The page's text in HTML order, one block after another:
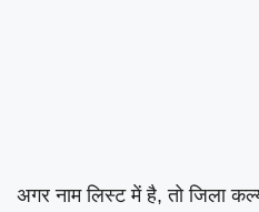
अगर नाम लिस्ट में है, तो जिला